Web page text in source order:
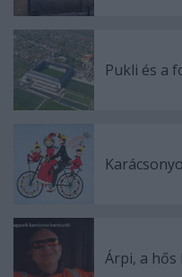
Pukli és a
Árpi, a hős